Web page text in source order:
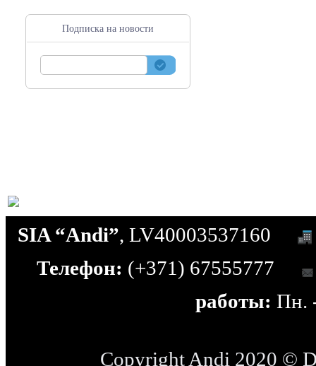
Подписка на новости
SIA “Andi”, LV40003537160
Телефон: (+371) 67555777
работы: Пн.
Copyright Andi 2020 ©